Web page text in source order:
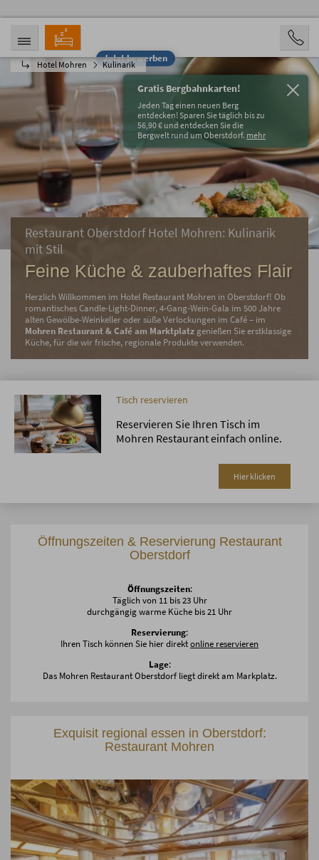
Jetzt bewerben
Hotel Mohren Kulinarik
Gratis Bergbahnkarten!
Jeden Tag einen neuen Berg
entdecken! Sparen Sie täglich bis zu
56,90 € und entdecken Sie die
Bergwelt rund um Oberstdorf. mehr
ANREISE
09.08.2026
ABREISE
14.08.2026
2 Personen
BUCHEN
Restaurant Oberstdorf Hotel Mohren: Kulinarik
mit Stil
Feine Küche & zauberhaftes Flair
Herzlich Willkommen im Hotel Restaurant Mohren in Oberstdorf! Ob
romantisches Candle-Light-Dinner, 4-Gang-Wein-Gala im 500 Jahre
alten Gewölbe-Weinkeller oder süße Verlockungen im Café – im
Mohren Restaurant & Café am Marktplatz genießen Sie erstklassige
Küche, für die wir frische, regionale Produkte verwenden.
Tisch reservieren
Reservieren Sie Ihren Tisch im
Mohren Restaurant einfach online.
Hier klicken
Öffnungszeiten & Reservierung Restaurant
Oberstdorf
Öffnungszeiten:
Täglich von 11 bis 23 Uhr
durchgängig warme Küche bis 21 Uhr
Reservierung:
Ihren Tisch können Sie hier direktonline reservieren
Lage:
Das Mohren Restaurant Oberstdorf liegt direkt am Markplatz.
Exquisit regional essen in Oberstdorf:
Restaurant Mohren